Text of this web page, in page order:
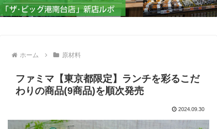
ホーム 原材料
ファミマ【東京都限定】ランチを彩るこだ
わりの商品(9商品)を順次発売
2024.09.30